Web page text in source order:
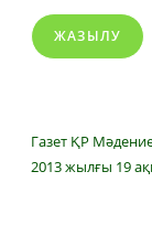
ЖАЗЫЛУ
Газет ҚР
2013 жылғы 19